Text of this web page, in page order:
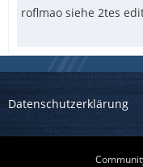
roflmao siehe 2tes
Datenschutzerklärung